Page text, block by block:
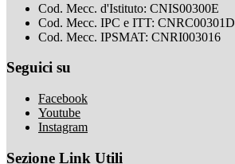
Cod. Mecc. d'Istituto: CNIS00300E
Cod. Mecc. IPC e ITT: CNRC00301D
Cod. Mecc. IPSMAT: CNRI003016
Seguici su
Facebook
Youtube
Instagram
Sezione Link Utili